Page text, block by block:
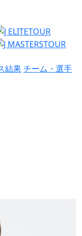
結果チーム・選手